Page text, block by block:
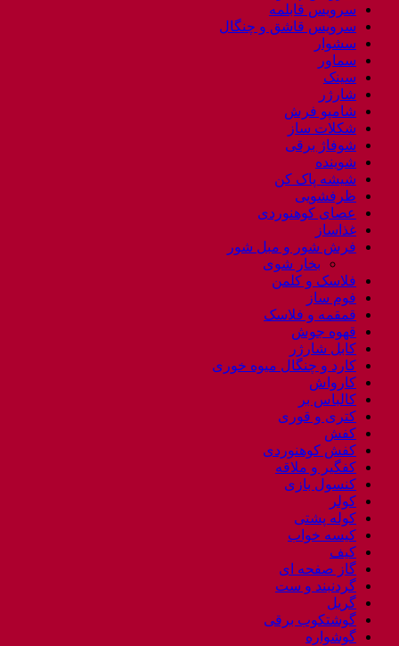
سرویس قابلمه
سرویس قاشق و چنگال
سشوار
سماور
سینک
شارژر
شامپو فرش
شکلات ساز
شوفاژ برقی
شوینده
شیشه پاک کن
ظرفشویی
عصای کوهنوردی
غذاساز
فرش شور و مبل شور
بخار شوی
فلاسک و کلمن
فوم ساز
قمقمه و فلاسک
قهوه جوش
کابل شارژر
کارد و چنگال میوه خوری
کارواش
کالباس بر
کتری و قوری
کفش
کفش کوهنوردی
کفگیر و ملاقه
کنسول بازی
کولر
کوله پشتی
کیسه خواب
کیف
گاز صفحه ای
گردنبند و ست
گریل
گوشتکوب برقی
گوشواره